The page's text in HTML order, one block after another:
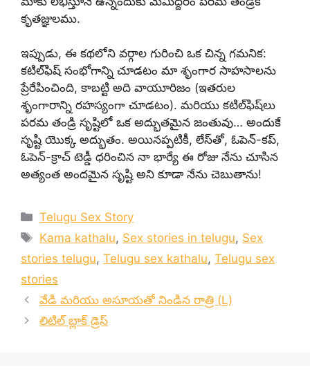
కృతజ్ఞులము.
ఇప్పుడు, ఈ కథలోని వర్గాల గురించి ఒక చిన్న గమనిక:
కటిల్‌ఫిష్ సంభోగాన్ని చూడటం మా శృంగార సాహసాలను
ప్రేరేపించింది, కాబట్టి అది వాయూరిజం (ఇతరుల
శృంగారాన్ని రహస్యంగా చూడటం). మరియు కటిల్‌ఫిష్‌లు
పరమ తండ్రి సృష్టిలో ఒక అద్భుతమైన జంతువు… అందుకే
సృష్టి యొక్క అద్భుతం. అయినప్పటికీ, లేస్‌తో, ఓపెన్-కప్,
ఓపెన్-క్రాచ్ టెడ్డీ ధరించిన నా భార్యే ఈ రోజు నేను చూసిన
అత్యంత అందమైన సృష్టి అని కూడా నేను చెబుతాను!
Categories
Telugu Sex Story
Tags
Kama kathalu, Sex stories in telugu, Sex
stories telugu, Telugu sex kathalu, Telugu sex
stories
వేడి మరియు అసూయతో నిండిన రాత్రి (L)
లిటిల్ బ్లాక్ డ్రెస్